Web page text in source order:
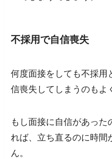
不採用で自信喪失
何度面接をしても不採用
信喪失してしまうのもよ
もし面接に自信があった
れば、立ち直るのに時間
ん。